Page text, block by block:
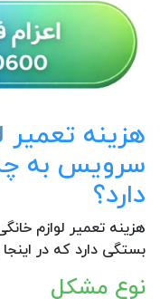
هزینه تعمیر
سرویس به
دارد؟
هزینه تعمیر لوازم
بستگی دارد که در
نوع مشکل